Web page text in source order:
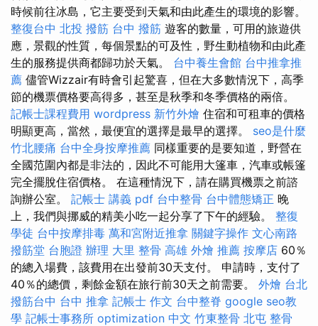
時候前往冰島，它主要受到天氣和由此產生的環境的影響。
整復台中 北投 撥筋 台中 撥筋 遊客的數量，可用的旅遊供
應，景觀的性質，每個景點的可及性，野生動植物和由此產
生的服務提供商都歸功於天氣。 台中養生會館 台中推拿推
薦 儘管Wizzair有時會引起驚喜，但在大多數情況下，高季
節的機票價格要高得多，甚至是秋季和冬季價格的兩倍。
記帳士課程費用 wordpress 新竹外燴 住宿和可租車的價格
明顯更高，當然，最便宜的選擇是最早的選擇。 seo是什麼
竹北腰痛 台中全身按摩推薦 同樣重要的是要知道，野營在
全國范圍內都是非法的，因此不可能用大篷車，汽車或帳篷
完全擺脫住宿價格。 在這種情況下，請在購買機票之前諮
詢辦公室。 記帳士 講義 pdf 台中整骨 台中體態矯正 晚
上，我們與挪威的精美小吃一起分享了下午的經驗。 整復
學徒 台中按摩排毒 萬和宮附近推拿 關鍵字操作 文心南路
撥筋堂 台胞證 辦理 大里 整骨 高雄 外燴 推薦 按摩店 60％
的總入場費，該費用在出發前30天支付。 申請時，支付了
40％的總價，剩餘金額在旅行前30天之前需要。 外燴 台北
撥筋台中 台中 推拿 記帳士 作文 台中整脊 google seo教
學 記帳士事務所 optimization 中文 竹東整骨 北屯 整骨